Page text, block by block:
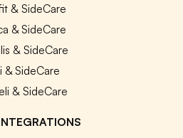
& SideCare
& SideCare
& SideCare
& SideCare
& SideCare